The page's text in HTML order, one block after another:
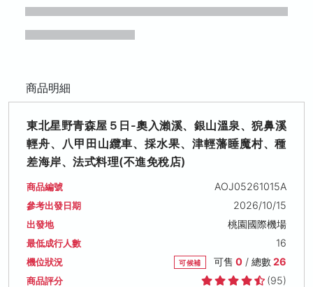
商品明細
東北星野青森屋５日-奧入瀨溪、銀山溫泉、猊鼻溪
輕舟、八甲田山纜車、採水果、津輕藩睡魔村、種
差海岸、法式料理(不進免稅店)
商品編號 AOJ05261015A
參考出發日期 2026/10/15
出發地 桃園國際機場
最低成行人數 16
機位狀況 可候補 可售 0/ 總數26
商品評分 (95)